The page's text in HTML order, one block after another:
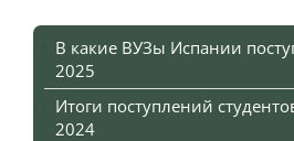
В какие ВУЗы Испании
2025
Итоги поступлений
2024